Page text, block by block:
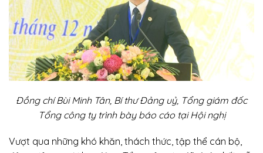
Đồng chí Bùi Minh Tân, Bí thư Đảng uỷ, Tổng giám đốc
Tổng công ty trình bày báo cáo tại Hội nghị
Vượt qua những khó khăn, thách thức, tập thể cán bộ,